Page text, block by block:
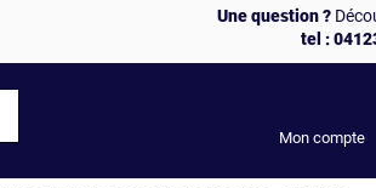
Une question ?
tel :
Mon compte